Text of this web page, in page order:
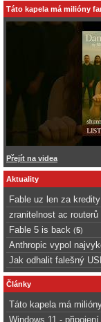
Táto kapela má milióny
Přejít na videa
Aktuality
Fable uz len za kredity
zranitelnost ac routerů
Fable 5 is back (5)
Anthropic vypol
Jak odhalit falešný
Články
Táto kapela má
Windows 11 -